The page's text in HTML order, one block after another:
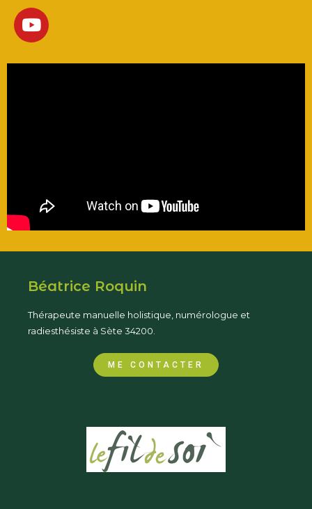
Béatrice Roquin
Thérapeute manuelle holistique, numérologue et
radiesthésiste à Sète 34200.
ME CONTACTER